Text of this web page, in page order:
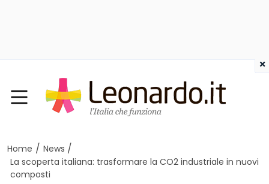
Home / News /
La scoperta italiana: trasformare la CO2 industriale in nuovi
composti
×